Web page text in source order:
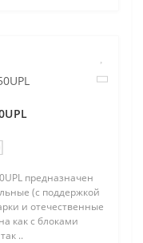
предназначен
(с поддержкой
и отечественные
как с блоками
..